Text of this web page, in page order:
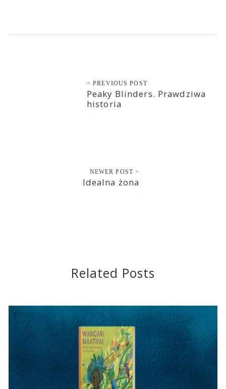
< PREVIOUS POST
Peaky Blinders. Prawdziwa
historia
NEWER POST >
Idealna żona
Related Posts